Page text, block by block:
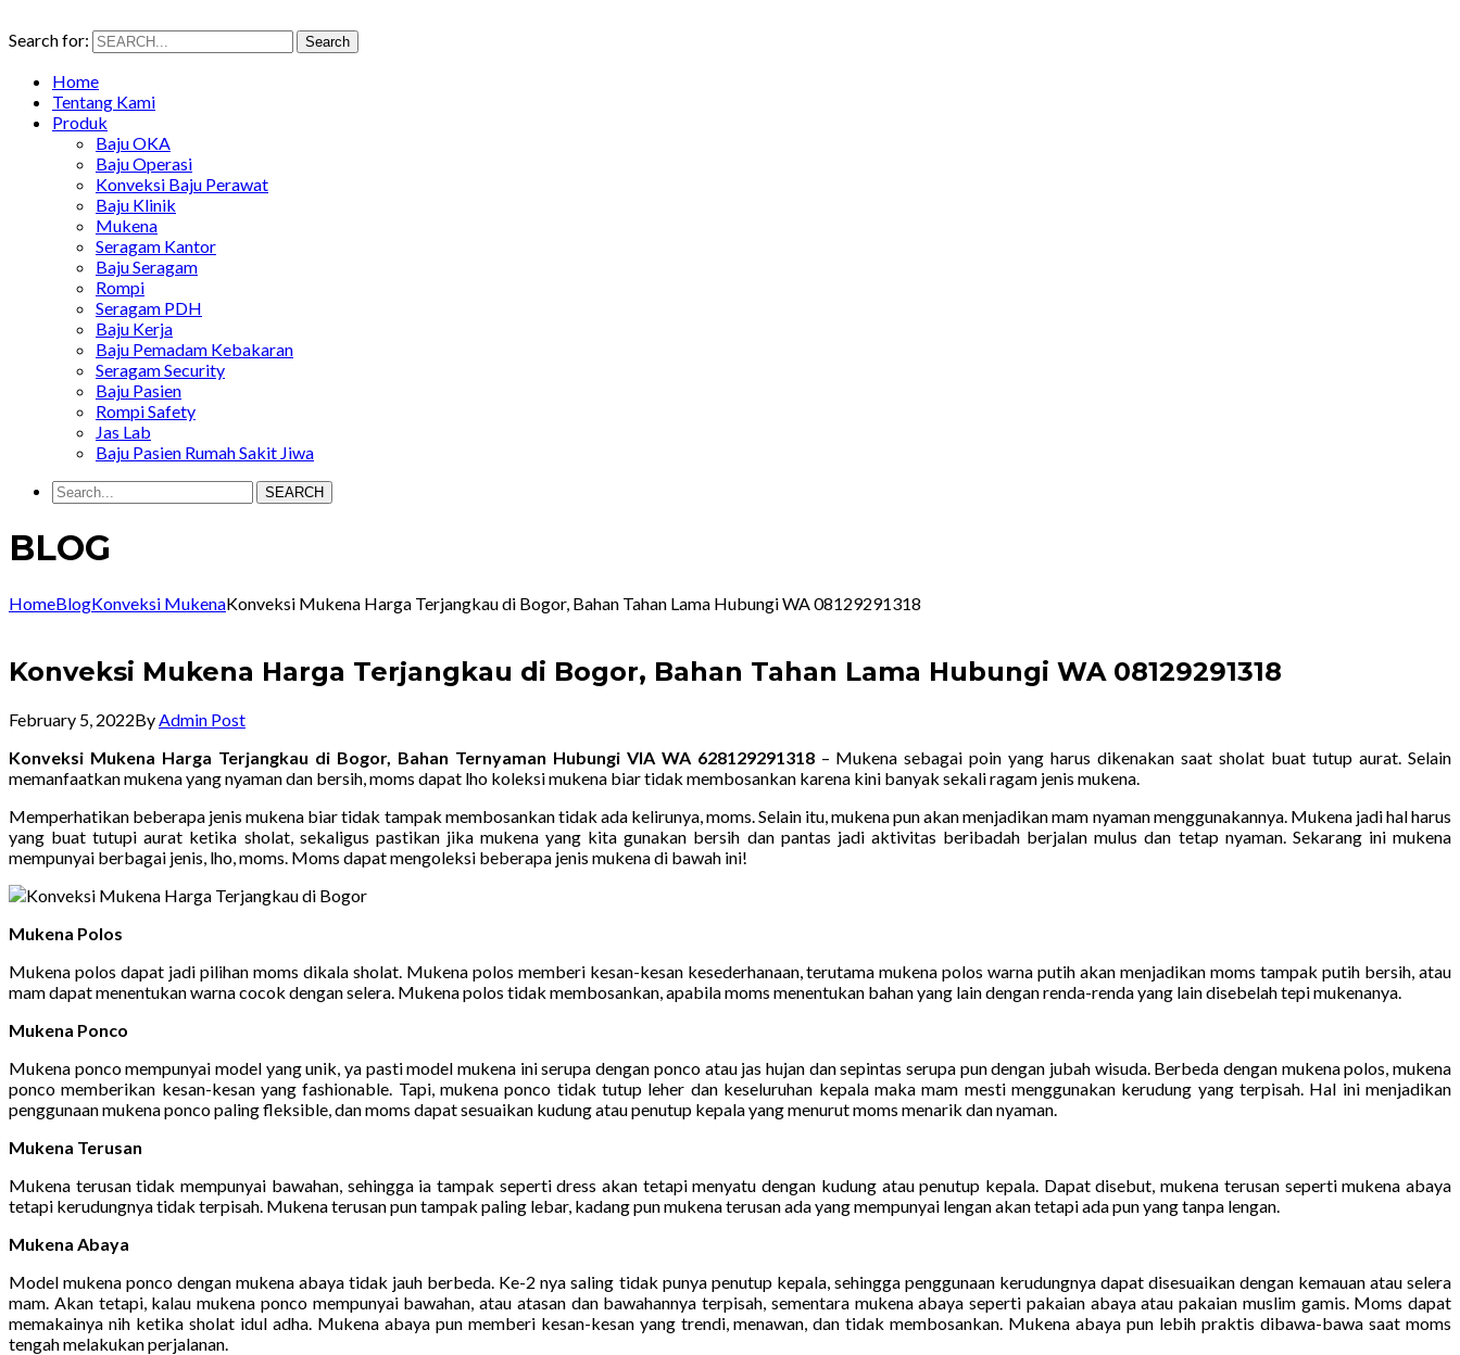
Search for: Search
Home
Tentang Kami
Produk
Baju OKA
Baju Operasi
Konveksi Baju Perawat
Baju Klinik
Mukena
Seragam Kantor
Baju Seragam
Rompi
Seragam PDH
Baju Kerja
Baju Pemadam Kebakaran
Seragam Security
Baju Pasien
Rompi Safety
Jas Lab
Baju Pasien Rumah Sakit Jiwa
SEARCH
BLOG
HomeBlogKonveksi MukenaKonveksi Mukena Harga Terjangkau di Bogor, Bahan Tahan Lama Hubungi WA 08129291318
Konveksi Mukena Harga Terjangkau di Bogor, Bahan Tahan Lama Hubungi WA 08129291318
February 5, 2022By Admin Post
Konveksi Mukena Harga Terjangkau di Bogor, Bahan Ternyaman Hubungi VIA WA 628129291318– Mukena sebagai poin yang harus dikenakan saat sholat buat tutup aurat. Selain
memanfaatkan mukena yang nyaman dan bersih, moms dapat lho koleksi mukena biar tidak membosankan karena kini banyak sekali ragam jenis mukena.
Memperhatikan beberapa jenis mukena biar tidak tampak membosankan tidak ada kelirunya, moms. Selain itu, mukena pun akan menjadikan mam nyaman menggunakannya. Mukena jadi hal harus
yang buat tutupi aurat ketika sholat, sekaligus pastikan jika mukena yang kita gunakan bersih dan pantas jadi aktivitas beribadah berjalan mulus dan tetap nyaman. Sekarang ini mukena
mempunyai berbagai jenis, lho, moms. Moms dapat mengoleksi beberapa jenis mukena di bawah ini!
Mukena Polos
Mukena polos dapat jadi pilihan moms dikala sholat. Mukena polos memberi kesan-kesan kesederhanaan, terutama mukena polos warna putih akan menjadikan moms tampak putih bersih, atau
mam dapat menentukan warna cocok dengan selera. Mukena polos tidak membosankan, apabila moms menentukan bahan yang lain dengan renda-renda yang lain disebelah tepi mukenanya.
Mukena Ponco
Mukena ponco mempunyai model yang unik, ya pasti model mukena ini serupa dengan ponco atau jas hujan dan sepintas serupa pun dengan jubah wisuda. Berbeda dengan mukena polos, mukena
ponco memberikan kesan-kesan yang fashionable. Tapi, mukena ponco tidak tutup leher dan keseluruhan kepala maka mam mesti menggunakan kerudung yang terpisah. Hal ini menjadikan
penggunaan mukena ponco paling fleksible, dan moms dapat sesuaikan kudung atau penutup kepala yang menurut moms menarik dan nyaman.
Mukena Terusan
Mukena terusan tidak mempunyai bawahan, sehingga ia tampak seperti dress akan tetapi menyatu dengan kudung atau penutup kepala. Dapat disebut, mukena terusan seperti mukena abaya
tetapi kerudungnya tidak terpisah. Mukena terusan pun tampak paling lebar, kadang pun mukena terusan ada yang mempunyai lengan akan tetapi ada pun yang tanpa lengan.
Mukena Abaya
Model mukena ponco dengan mukena abaya tidak jauh berbeda. Ke-2 nya saling tidak punya penutup kepala, sehingga penggunaan kerudungnya dapat disesuaikan dengan kemauan atau selera
mam. Akan tetapi, kalau mukena ponco mempunyai bawahan, atau atasan dan bawahannya terpisah, sementara mukena abaya seperti pakaian abaya atau pakaian muslim gamis. Moms dapat
memakainya nih ketika sholat idul adha. Mukena abaya pun memberi kesan-kesan yang trendi, menawan, dan tidak membosankan. Mukena abaya pun lebih praktis dibawa-bawa saat moms
tengah melakukan perjalanan.